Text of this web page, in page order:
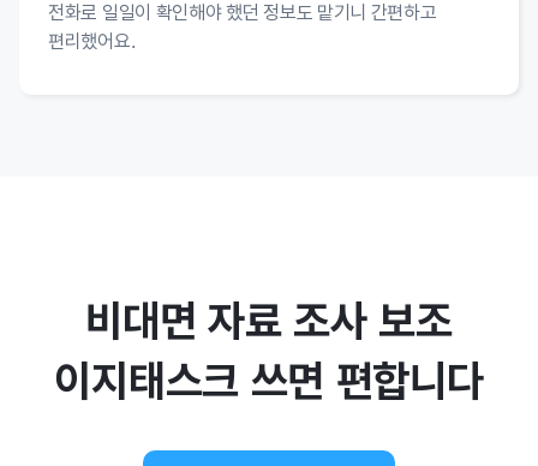
전화로 일일이 확인해야 했던 정보도 맡기니 간편하고
편리했어요.
비대면 자료 조사 보조
이지태스크 쓰면 편합니다